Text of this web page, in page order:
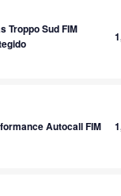
Troppo Sud FIM
Autocall FIM